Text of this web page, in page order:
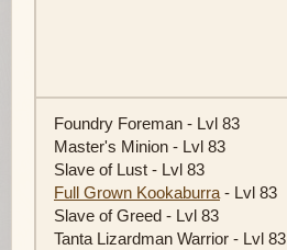
Foundry Foreman - Lvl 83
Master's Minion - Lvl 83
Slave of Lust - Lvl 83
Full Grown Kookaburra - Lvl 83
Slave of Greed - Lvl 83
Tanta Lizardman Warrior - Lvl 83